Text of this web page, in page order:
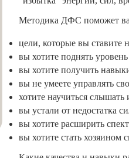
Методика ДФС поможет
цели, которые вы ставите
вы хотите поднять
вы хотите получить
вы не умеете управлять
хотите научиться
вы устали от недостатка
вы хотите расширить
вы хотите стать хозяином